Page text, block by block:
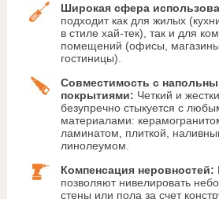
Широкая сфера
подходит как для жилых
в стиле хай-тек), так и для
помещений (офисы,
гостиницы).
Совместимость с
покрытиями: Четкий и
безупречно стыкуется с
материалами:
ламинатом, плиткой,
линолеумом.
Компенсация неровностей:
позволяют нивелировать
стены или пола за счет